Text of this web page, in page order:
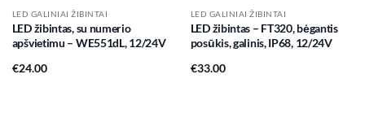
LED GALINIAI ŽIBINTAI
LED žibintas, su numerio
apšvietimu – WE551dL, 12/24V
€24.00
LED GALINIAI ŽIBINTAI
LED žibintas – FT320, bėgantis
posūkis, galinis, IP68, 12/24V
€33.00